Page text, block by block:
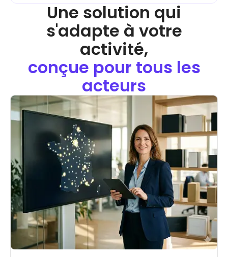
Une solution qui
s'adapte à votre
activité,
conçue pour tous les
acteurs